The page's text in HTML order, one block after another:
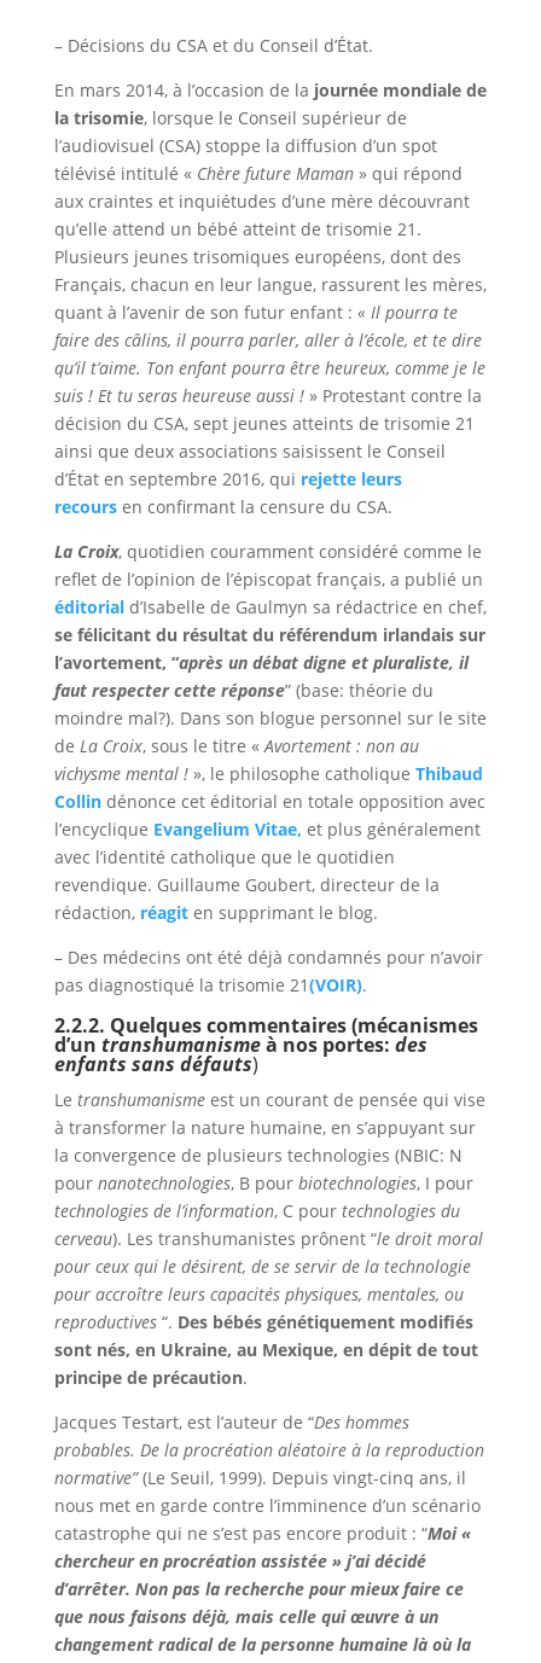
– Décisions du CSA et du Conseil d’État.
En mars 2014, à l’occasion de la journée mondiale de
la trisomie, lorsque le Conseil supérieur de
l’audiovisuel (CSA) stoppe la diffusion d’un spot
télévisé intitulé « Chère future Maman» qui répond
aux craintes et inquiétudes d’une mère découvrant
qu’elle attend un bébé atteint de trisomie 21.
Plusieurs jeunes trisomiques européens, dont des
Français, chacun en leur langue, rassurent les mères,
quant à l’avenir de son futur enfant : « Il pourra te
faire des câlins, il pourra parler, aller à l’école, et te dire
qu’il t’aime. Ton enfant pourra être heureux, comme je le
suis ! Et tu seras heureuse aussi !» Protestant contre la
décision du CSA, sept jeunes atteints de trisomie 21
ainsi que deux associations saisissent le Conseil
d’État en septembre 2016, qui rejette leurs
recoursen confirmant la censure du CSA.
La Croix, quotidien couramment considéré comme le
reflet de l’opinion de l’épiscopat français, a publié un
éditoriald’Isabelle de Gaulmyn sa rédactrice en chef,
se félicitant du résultat du référendum irlandais sur
l’avortement, “après un débat digne et pluraliste, il
faut respecter cette réponse” (base: théorie du
moindre mal?). Dans son blogue personnel sur le site
de La Croix, sous le titre « Avortement : non au
vichysme mental !», le philosophe catholique Thibaud
Collindénonce cet éditorial en totale opposition avec
l’encyclique Evangelium Vitae, et plus généralement
avec l’identité catholique que le quotidien
revendique. Guillaume Goubert, directeur de la
rédaction, réagiten supprimant le blog.
– Des médecins ont été déjà condamnés pour n’avoir
pas diagnostiqué la trisomie 21(VOIR).
2.2.2. Quelques commentaires (mécanismes
d’un transhumanismeà nos portes: des
enfants sans défauts)
Le transhumanismeest un courant de pensée qui vise
à transformer la nature humaine, en s’appuyant sur
la convergence de plusieurs technologies (NBIC: N
pour nanotechnologies, B pour biotechnologies, I pour
technologies de l’information, C pour technologies du
cerveau). Les transhumanistes prônent “le droit moral
pour ceux qui le désirent, de se servir de la technologie
pour accroître leurs capacités physiques, mentales, ou
reproductives“. Des bébés génétiquement modifiés
sont nés, en Ukraine, au Mexique, en dépit de tout
principe de précaution.
Jacques Testart, est l’auteur de “Des hommes
probables. De la procréation aléatoire à la reproduction
normative”(Le Seuil, 1999). Depuis vingt-cinq ans, il
nous met en garde contre l’imminence d’un scénario
catastrophe qui ne s’est pas encore produit : “Moi «
chercheur en procréation assistée » j’ai décidé
d’arrêter. Non pas la recherche pour mieux faire ce
que nous faisons déjà, mais celle qui œuvre à un
changement radical de la personne humaine là où la